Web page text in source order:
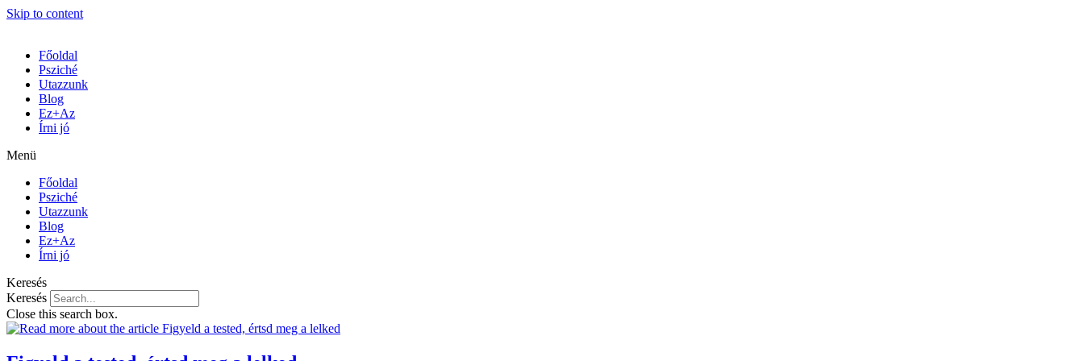
Skip to content
Főoldal
Psziché
Utazzunk
Blog
Ez+Az
Írni jó
Menü
Főoldal
Psziché
Utazzunk
Blog
Ez+Az
Írni jó
Keresés
Keresés
Close this search box.